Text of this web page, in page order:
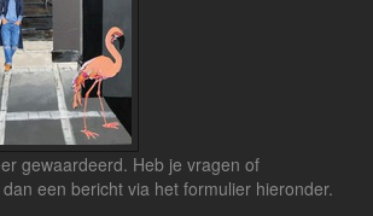
gewaardeerd. Heb je vragen of
een bericht via het formulier hieronder.